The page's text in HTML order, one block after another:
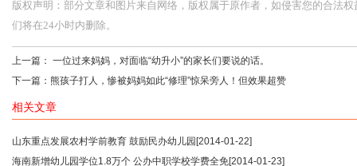
版权声明：部分文章和图片来自网络，版权属于原作者，如侵害您的合法
们将在24小时内删除。
上一篇： 一位过来妈妈，对面临“幼升小”的家长们要说的话。
下一篇： 熊孩子打人，惨被妈妈如此“修理”惊呆旁人！但效果超赞
相关文章
山东重点发展农村学前教育 鼓励民办幼儿园 [2014-01-22]
海南新增幼儿园学位1.8万个 公办中职学校学费全免[2014-01-23]